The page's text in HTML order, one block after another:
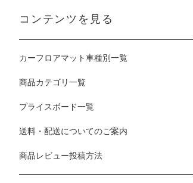
コンテンツを見る
カーフロアマット車種別一覧
商品カテゴリ一覧
プライスボード一覧
送料・配送についてのご案内
商品レビュー投稿方法